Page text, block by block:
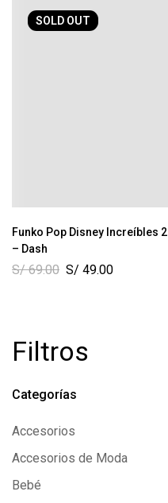
Filtros
Categorías
Accesorios
Accesorios de Moda
Bebé
SOLD OUT
Funko Pop Disney Increíbles 2
– Dash
S/69.00 S/ 49.00